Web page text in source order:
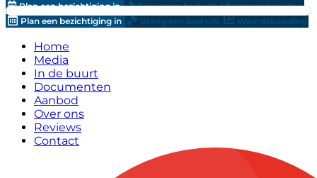
Plan een bezichtiging in Breng een bod uit!
Waardebepaling
Plan een bezichtiging in
Breng een bod uit! Waardebepaling
Home
Media
In de buurt
Documenten
Aanbod
Over ons
Reviews
Contact